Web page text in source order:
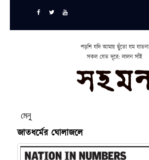
পড়শি যদি আমায় ছুঁতো যম যাতনা
সকল যেত দূরে: লালন সাঁই
মেনু
জাতধর্মের ঘোলাজলে